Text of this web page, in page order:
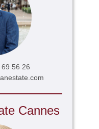
56 26
Cannes